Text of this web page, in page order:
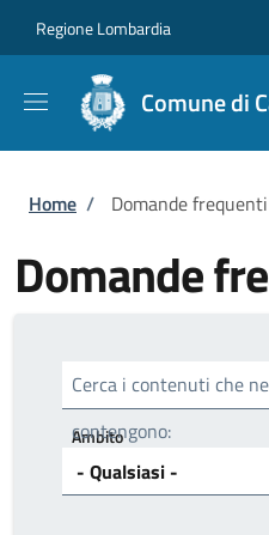
Regione Lombardia
Comune di
Briciole di pane
Home / Domande frequenti
Domande
Cerca i contenuti che
contengono:
Ambito